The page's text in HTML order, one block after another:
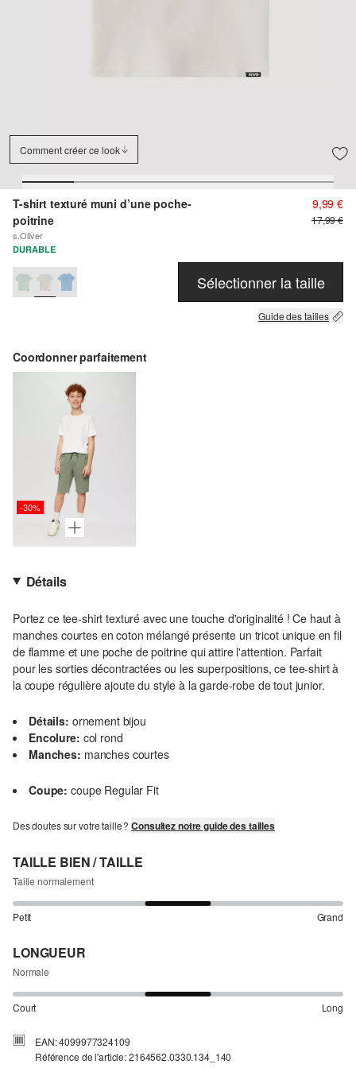
Comment créer ce look
T-shirt texturé muni d’une poche-
poitrine
s.Oliver
9,99 €
17,99 €
DURABLE
Sélectionner la taille
Guide des tailles
Coordonner parfaitement
-30%
Détails
Portez ce tee-shirt texturé avec une touche d'originalité ! Ce haut à
manches courtes en coton mélangé présente un tricot unique en fil
de flamme et une poche de poitrine qui attire l'attention. Parfait
pour les sorties décontractées ou les superpositions, ce tee-shirt à
la coupe régulière ajoute du style à la garde-robe de tout junior.
Détails: ornement bijou
Encolure: col rond
Manches: manches courtes
Coupe: coupe Regular Fit
Des doutes sur votre taille ?Consultez notre guide des tailles
TAILLE BIEN / TAILLE
Taille normalement
Petit Grand
LONGUEUR
Normale
Court Long
EAN: 4099977324109
Référence de l'article: 2164562.0330.134_140